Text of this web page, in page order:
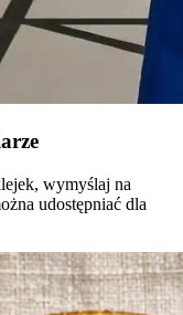
wymyślaj na
udostępniać dla